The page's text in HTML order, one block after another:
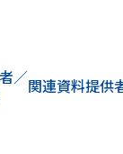
／関連資料提供